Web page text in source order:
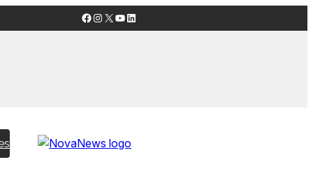
Facebook
Instagram
X YouTube
LinkedIn